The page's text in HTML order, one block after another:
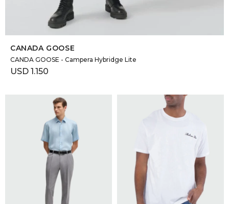
CANADA GOOSE
CANDA GOOSE - Campera Hybridge Lite
USD 1.150